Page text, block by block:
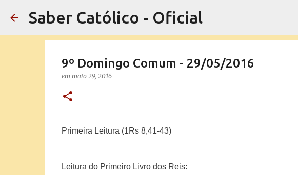
Saber Católico - Oficial
9º Domingo Comum - 29/05/2016
em maio 29, 2016
Primeira Leitura (1Rs 8,41-43)
Leitura do Primeiro Livro dos Reis: